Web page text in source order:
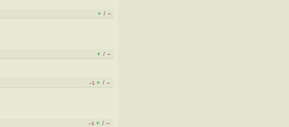
+ / –
+ / –
–1 + / –
–1 + / –